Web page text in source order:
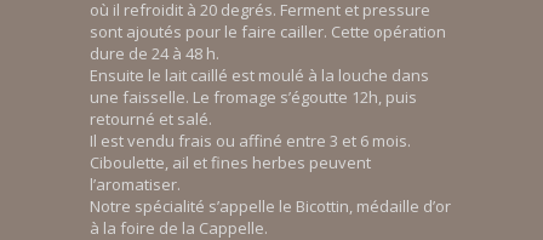
où il refroidit à 20 degrés. Ferment et pressure
sont ajoutés pour le faire cailler. Cette opération
dure de 24 à 48 h.
Ensuite le lait caillé est moulé à la louche dans
une faisselle. Le fromage s’égoutte 12h, puis
retourné et salé.
Il est vendu frais ou affiné entre 3 et 6 mois.
Ciboulette, ail et fines herbes peuvent
l’aromatiser.
Notre spécialité s’appelle le Bicottin, médaille d’or
à la foire de la Cappelle.